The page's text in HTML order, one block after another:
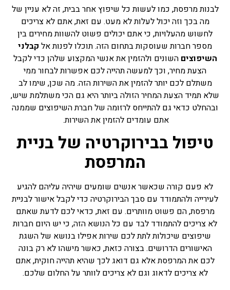
לבנות מרפסת, כמו לעשות כל שיפוץ אחר בבית, זה לא עניין של
מה בכך וזה יכול לעלות לא מעט. עם זאת, אתם לא צריכים
לחשוש מהעלויות, כי אתם יכולים פשוט להשוות מחירים בין
מספר חברות שעוסקות בתחום הזה. תוכלו לפנות אל קבלני
השיפוצים השונים ולהזמין את אנשי המקצוע שלהן כדי לקבל
הצעת מחיר, וכך למעשה תהייה לכם אפשרות לבחור ממי
משתלם לכם יותר להזמין את השירות הזה. מה שכן, שימו לב
שלא תמיד הצעת המחיר הזולה ביותר היא גם הכי משתלמת שיש,
ובהחלט כדאי גם להתייחס לרזומה של חברת השיפוצים שממנה
אתם עומדים להזמין את השירות.
טיפול בבירוקרטיה של בניית
המרפסת
לא פעם קורה שכאשר אנשים שומעים שיהיה עליהם להגיע
לעירייה ולהתמודד עם סבך הבירוקרטיה כדי לקבל אישור לבניית
מרפסת, הם פשוט מוותרים. עם זאת, כדאי לכם לדעת שאתם
לא צריכים להתמודד לבד עם כל הנושא הזה, כי יש היום חברות
שיפוצים שיכולות לתת לכם שירות אפילו בנושא של השגת
האישורים הדרושים. בצורה כזאת, כאשר מישהו לא רק בונה
לכם את המרפסת אלא גם דואג לכך שהיא תהייה חוקית, אתם
לא צריכים לדאוג וגם לא צריכים לוותר על החלום שלכם.